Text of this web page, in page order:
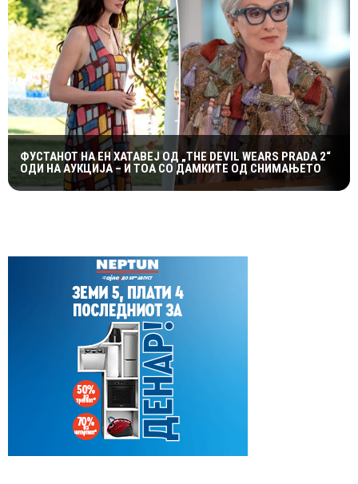
ФУСТАНОТ НА ЕН ХАТАВЕЈ ОД „THE DEVIL WEARS PRADA 2“
ОДИ НА АУКЦИЈА – И ТОА СО ДАМКИТЕ ОД СНИМАЊЕТО